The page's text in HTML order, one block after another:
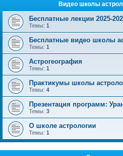
Видео школы
Бесплатные лекции 2025-
Темы: 1
Бесплатные видео школы
Темы: 1
Астрогеография
Темы: 1
Практикумы школы
Темы: 4
Презентация программ:
Темы: 3
О школе астрологии
Темы: 1